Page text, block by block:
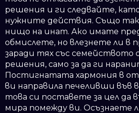
решения и ги следвайте,
нужните действия. Също
нищо на инат. Ако имате
обмислете, но влезнете ли в
заради тях със семейството
решения, само за да ги
Постигнатата хармония в
ви направила печеливши във
това си поставете за цел да
мира помежду ви. Осъзнаете